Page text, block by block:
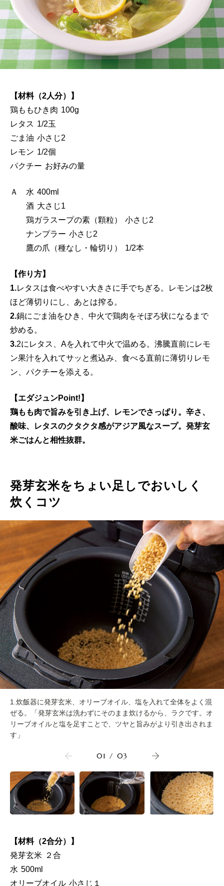
【材料（2人分）】
鶏ももひき肉 100g
レタス 1/2玉
ごま油 小さじ2
レモン 1/2個
パクチー お好みの量
Ａ 水 400ml
酒 大さじ1
鶏ガラスープの素（顆粒） 小さじ2
ナンプラー 小さじ2
鷹の爪（種なし・輪切り） 1/2本
【作り方】
1.レタスは食べやすい大きさに手でちぎる。レモンは2枚
ほど薄切りにし、あとは搾る。
2.鍋にごま油をひき、中火で鶏肉をそぼろ状になるまで
炒める。
3.2にレタス、Aを入れて中火で温める。沸騰直前にレモ
ン果汁を入れてサッと煮込み、食べる直前に薄切りレモ
ン、パクチーを添える。
【エダジュンPoint!】
鶏もも肉で旨みを引き上げ、レモンでさっぱり。辛さ、
酸味、レタスのクタクタ感がアジア風なスープ。発芽玄
米ごはんと相性抜群。
発芽玄米をちょい足しでおいしく
炊くコツ
1.炊飯器に発芽玄米、オリーブオイル、塩を入れて全体をよく混
ぜる。「発芽玄米は洗わずにそのまま炊けるから、ラクです。オ
リーブオイルと塩を足すことで、ツヤと旨みがより引き出されま
す」
01 / 03
【材料（2合分）】
発芽玄米 ２合
水 500ml
オリーブオイル 小さじ１